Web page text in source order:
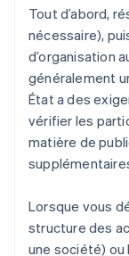
Tout d’abord,
nécessaire),
d’organisation
généralement
État a des
vérifier les
matière de
Lorsque vous
structure des
une société) ou